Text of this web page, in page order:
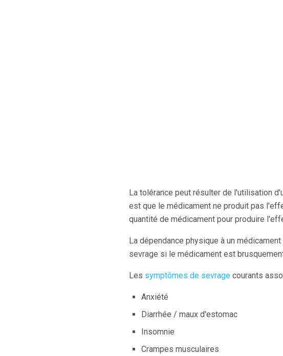
La tolérance peut résulter de l'utilisation
est que le médicament ne produit pas
quantité de médicament pour produire
La dépendance physique à un
sevrage si le médicament est
Les symptômes de sevrage courants
Anxiété
Diarrhée / maux d'estomac
Insomnie
Crampes musculaires